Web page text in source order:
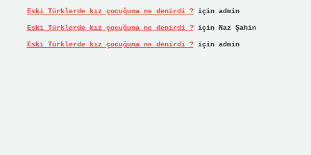
Eski Türklerde kız çocuğuna ne denirdi ?için admin
Eski Türklerde kız çocuğuna ne denirdi ?için Naz Şahin
Eski Türklerde kız çocuğuna ne denirdi ?için admin